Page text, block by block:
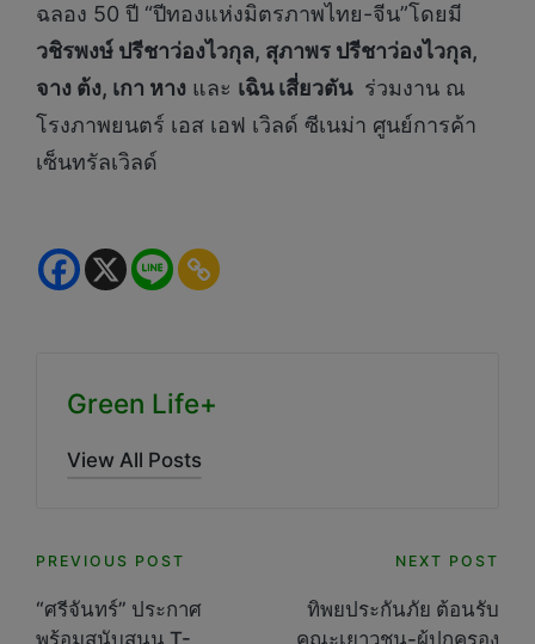
ฉลอง 50 ปี “ปีทองแห่งมิตรภาพไทย-จีน”โดยมี
วชิรพงษ์ ปรีชาว่องไวกุล, สุภาพร ปรีชาว่องไวกุล,
จาง ต้ง, เกา หาง และ เฉิน เสี่ยวตันร่วมงาน ณ
โรงภาพยนตร์ เอส เอฟ เวิลด์ ซีเนม่า ศูนย์การค้า
เซ็นทรัลเวิลด์
Green Life+
View All Posts
Post
navigation
PREVIOUS POST
“ศรีจันทร์” ประกาศ
NEXT POST
ทิพยประกันภัย ต้อนรับ